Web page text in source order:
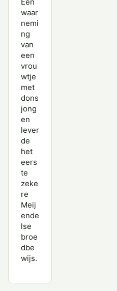
waar
nemi
ng
van
een
vrou
wtje
met
dons
jong
en
lever
de
het
eers
te
zeke
re
Meij
ende
lse
broe
dbe
wijs.